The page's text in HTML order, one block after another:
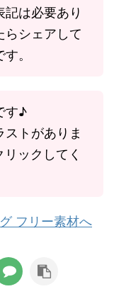
は必要あり
らシェアして
。
す♪
ストがありま
ックしてく